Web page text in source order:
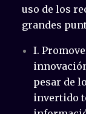
uso de los
grandes
I.
pesar de
invertido